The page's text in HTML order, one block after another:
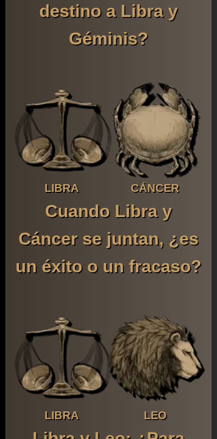
destino a Libra y
Géminis?
LIBRA CÁNCER
Cuando Libra y
Cáncer se juntan, ¿es
un éxito o un fracaso?
LIBRA LEO